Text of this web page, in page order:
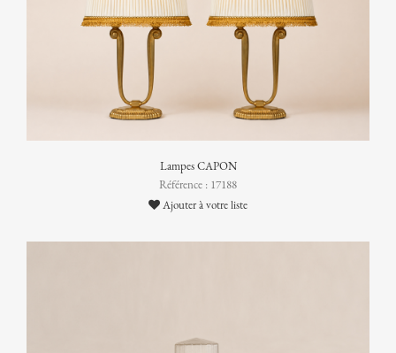
Lampes CAPON
Référence : 17188
Ajouter à votre liste